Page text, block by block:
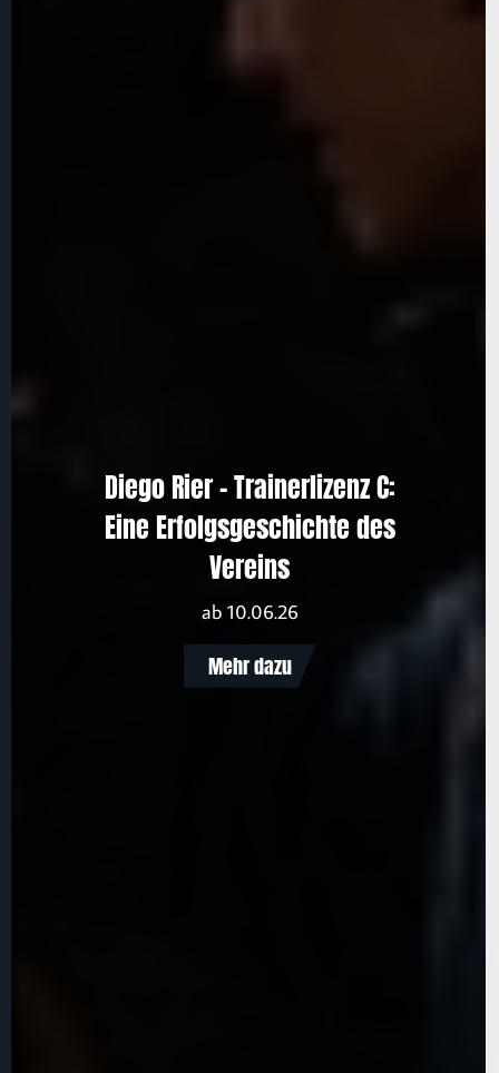
Diego Rier – Trainerlizenz C:
Eine Erfolgsgeschichte des
Vereins
ab 10.06.26
Mehr dazu